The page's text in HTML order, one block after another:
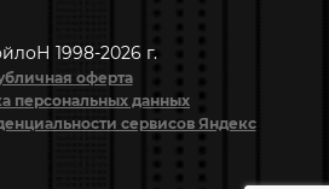
1998-2026 г.
оферта
персональных данных
сервисов Яндекс